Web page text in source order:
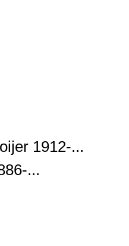
1912-...
...